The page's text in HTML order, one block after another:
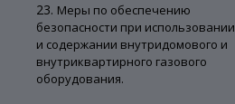
23. Меры по обеспечению
безопасности при использовании
и содержании внутридомового и
внутриквартирного газового
оборудования.